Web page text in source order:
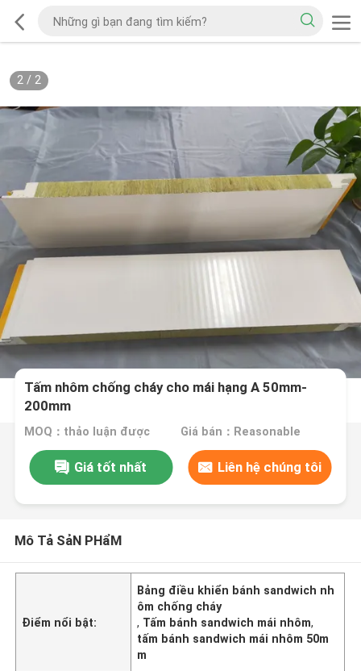
2/ 2
Tấm nhôm chống cháy cho mái hạng A 50mm-
200mm
MOQ：thảo luận được Giá bán：Reasonable
Giá tốt nhất Liên hệ chúng tôi
Mô Tả SảN PHẩM
Điểm nổi bật:
Bảng điều khiển bánh sandwich nh
ôm chống cháy
, Tấm bánh sandwich mái nhôm,
tấm bánh sandwich mái nhôm 50m
m